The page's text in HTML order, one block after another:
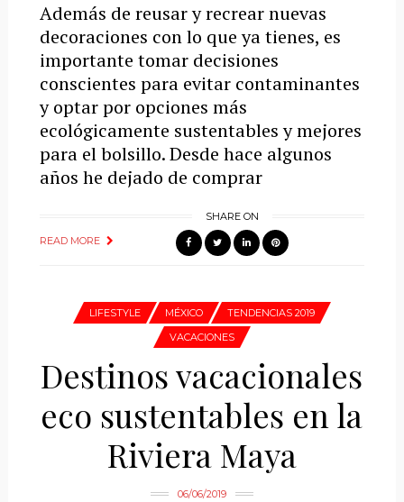
Además de reusar y recrear nuevas
decoraciones con lo que ya tienes, es
importante tomar decisiones
conscientes para evitar contaminantes
y optar por opciones más
ecológicamente sustentables y mejores
para el bolsillo. Desde hace algunos
años he dejado de comprar
READ MORE
SHARE ON
LIFESTYLE MÉXICO
TENDENCIAS 2019
VACACIONES
Destinos vacacionales
eco sustentables en la
Riviera Maya
06/06/2019